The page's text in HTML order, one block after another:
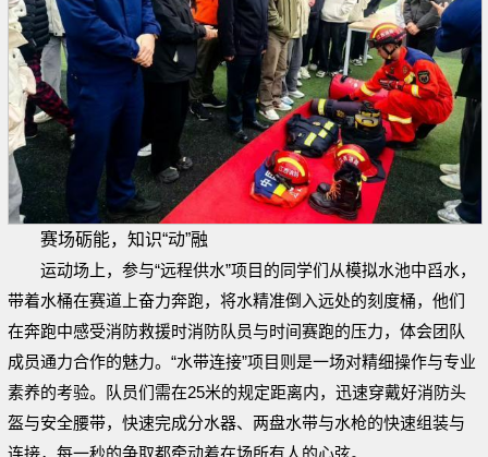
赛场砺能，知识“动”融
运动场上，参与“远程供水”项目的同学们从模拟水池中舀水，
带着水桶在赛道上奋力奔跑，将水精准倒入远处的刻度桶，他们
在奔跑中感受消防救援时消防队员与时间赛跑的压力，体会团队
成员通力合作的魅力。“水带连接”项目则是一场对精细操作与专业
素养的考验。队员们需在25米的规定距离内，迅速穿戴好消防头
盔与安全腰带，快速完成分水器、两盘水带与水枪的快速组装与